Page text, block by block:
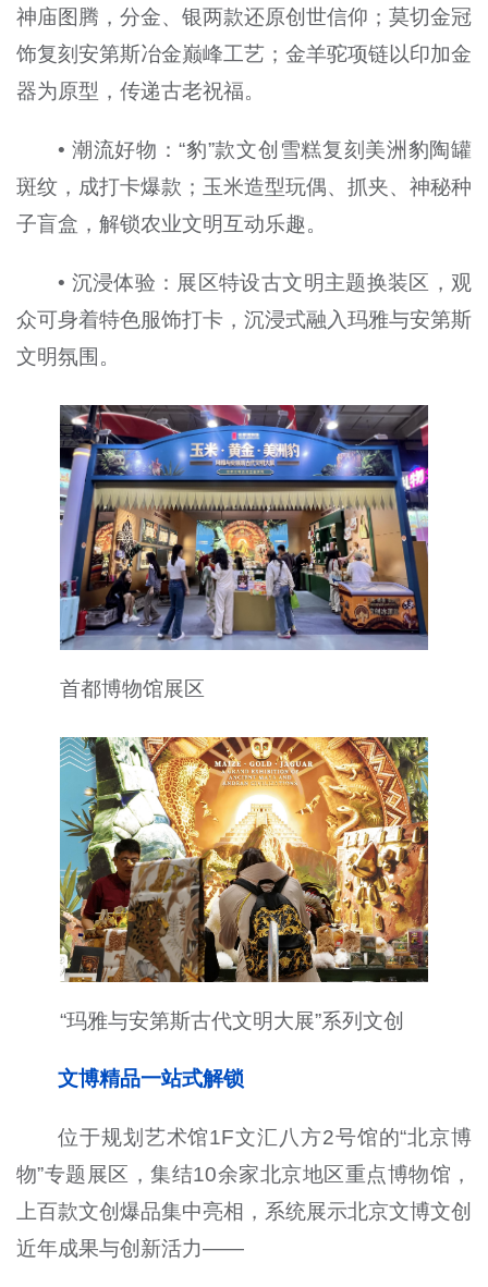
神庙图腾，分金、银两款还原创世信仰；莫切金冠
饰复刻安第斯冶金巅峰工艺；金羊驼项链以印加金
器为原型，传递古老祝福。
• 潮流好物：“豹”款文创雪糕复刻美洲豹陶罐
斑纹，成打卡爆款；玉米造型玩偶、抓夹、神秘种
子盲盒，解锁农业文明互动乐趣。
• 沉浸体验：展区特设古文明主题换装区，观
众可身着特色服饰打卡，沉浸式融入玛雅与安第斯
文明氛围。
首都博物馆展区
“玛雅与安第斯古代文明大展”系列文创
文博精品一站式解锁
位于规划艺术馆1F文汇八方2号馆的“北京博
物”专题展区，集结10余家北京地区重点博物馆，
上百款文创爆品集中亮相，系统展示北京文博文创
近年成果与创新活力——